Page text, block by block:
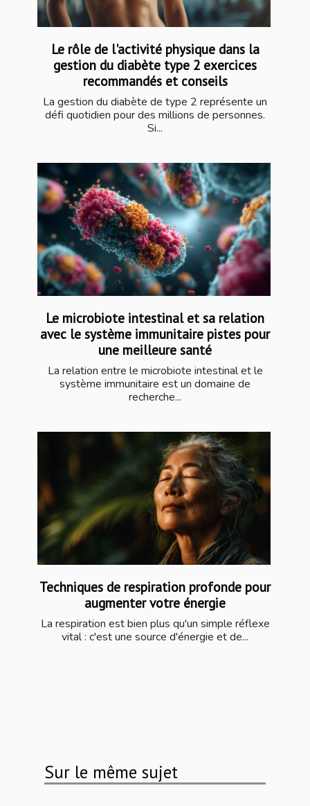
Le rôle de l'activité physique dans la
gestion du diabète type 2 exercices
recommandés et conseils
La gestion du diabète de type 2 représente un
défi quotidien pour des millions de personnes.
Si...
Le microbiote intestinal et sa relation
avec le système immunitaire pistes pour
une meilleure santé
La relation entre le microbiote intestinal et le
système immunitaire est un domaine de
recherche...
Techniques de respiration profonde pour
augmenter votre énergie
La respiration est bien plus qu'un simple réflexe
vital : c'est une source d'énergie et de...
Sur le même sujet